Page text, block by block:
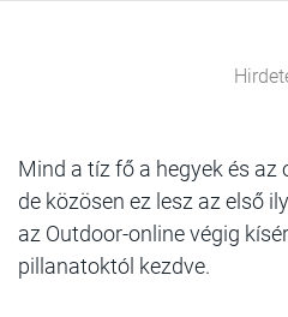
Mind a tíz fő a hegyek és az
de közösen ez lesz az első
az Outdoor-online végig
pillanatoktól kezdve.